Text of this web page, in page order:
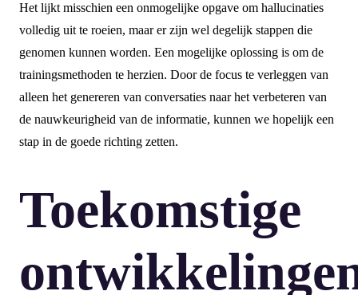
Het lijkt misschien een onmogelijke opgave om hallucinaties
volledig uit te roeien, maar er zijn wel degelijk stappen die
genomen kunnen worden. Een mogelijke oplossing is om de
trainingsmethoden te herzien. Door de focus te verleggen van
alleen het genereren van conversaties naar het verbeteren van
de nauwkeurigheid van de informatie, kunnen we hopelijk een
stap in de goede richting zetten.
Toekomstige